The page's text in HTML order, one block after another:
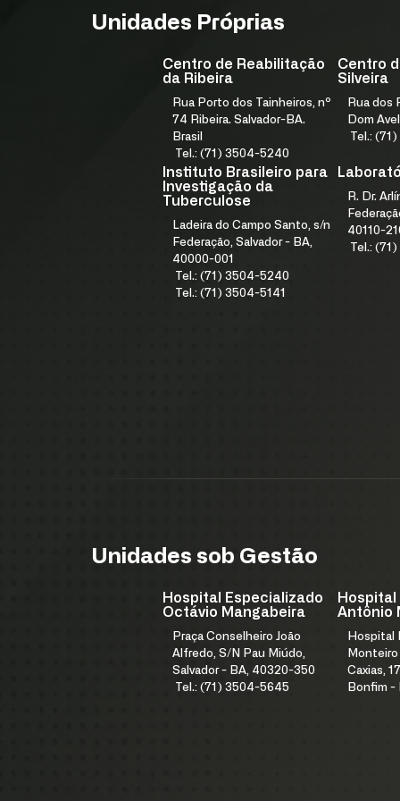
Unidades Próprias
Centro de Reabilitação
da Ribeira
Rua Porto dos Tainheiros, nº
74 Ribeira. Salvador-BA.
Brasil
Tel.: (71) 3504-5240
Centro
Silveira
Rua dos
Dom
Tel.:
Instituto Brasileiro para
Investigação da
Tuberculose
Ladeira do Campo Santo, s/n
Federação, Salvador - BA,
40000-001
Tel.: (71) 3504-5240
Tel.: (71) 3504-5141
R. Dr.
40110-
Tel.:
Unidades sob Gestão
Hospital Especializado
Octávio Mangabeira
Praça Conselheiro João
Alfredo, S/N Pau Miúdo,
Salvador - BA, 40320-350
Tel.: (71) 3504-5645
Hospital
Antônio
Hospital
Caxias,
Bonfim -